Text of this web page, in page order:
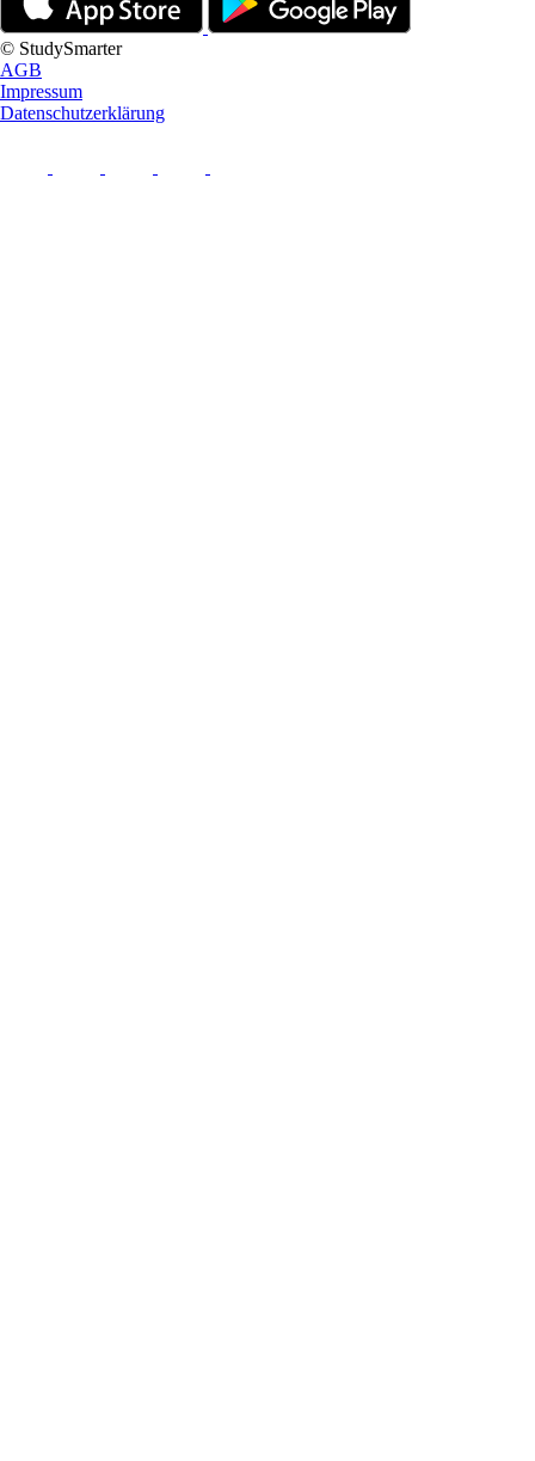
© StudySmarter
AGB
Impressum
Datenschutzerklärung